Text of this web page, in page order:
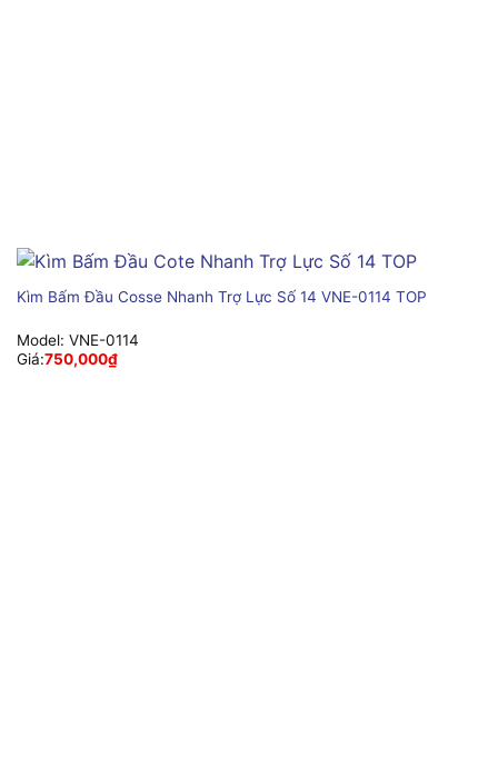
Kìm Bấm Đầu Cosse Nhanh Trợ Lực Số 14 VNE-0114 TOP
Model: VNE-0114
Giá:750,000₫